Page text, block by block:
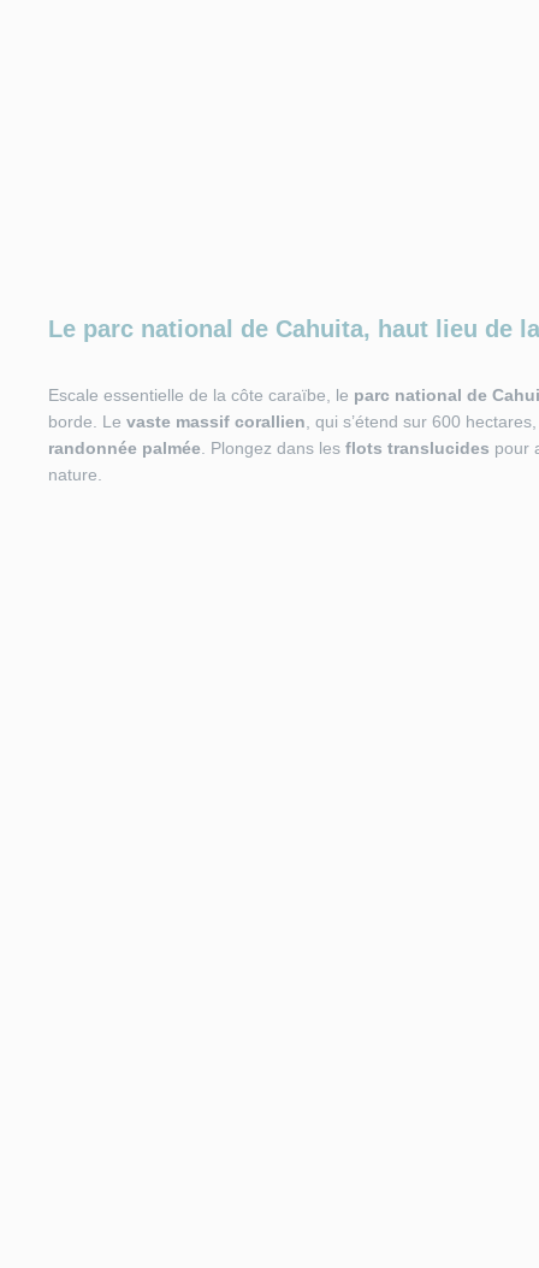
Le parc national de Cahuita, haut lieu de
Escale essentielle de la côte caraïbe, le parc national de
borde. Le vaste massif corallien , qui s’étend sur 600
randonnée palmée . Plongez dans les flots translucides pour
nature.